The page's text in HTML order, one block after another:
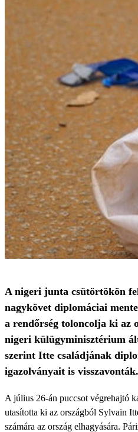
A nigeri junta csütörtökön
nagykövet diplomáciai
a rendőrség toloncolja ki az
nigeri külügyminisztérium
szerint Itte családjának
igazolványait is visszavonták.
A július 26-án puccsot végrehajtó
utasította ki az országból Sylvain
számára az ország elhagyására.